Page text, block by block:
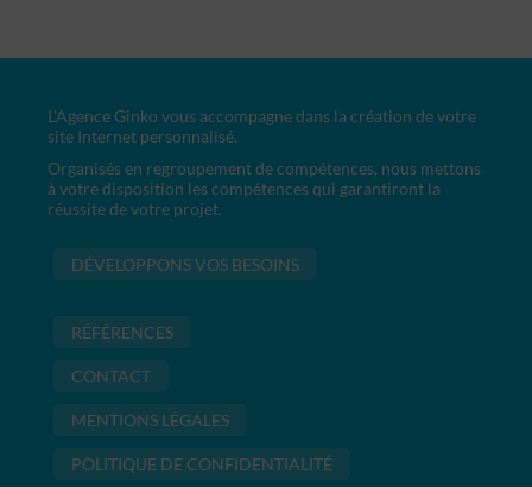
L'Agence Ginko vous accompagne dans la création de votre
site Internet personnalisé.
Organisés en regroupement de compétences, nous mettons
à votre disposition les compétences qui garantiront la
réussite de votre projet.
DÉVELOPPONS VOS BESOINS
RÉFÉRENCES
CONTACT
MENTIONS LÉGALES
POLITIQUE DE CONFIDENTIALITÉ